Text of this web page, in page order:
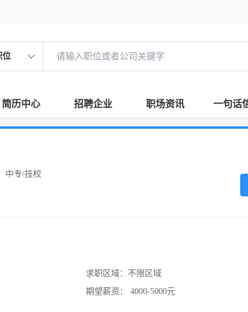
位
简历中心 招聘企业 职场资讯 一句话
中专/技校
求职区域： 不限区域
期望薪资：
4000-5000元